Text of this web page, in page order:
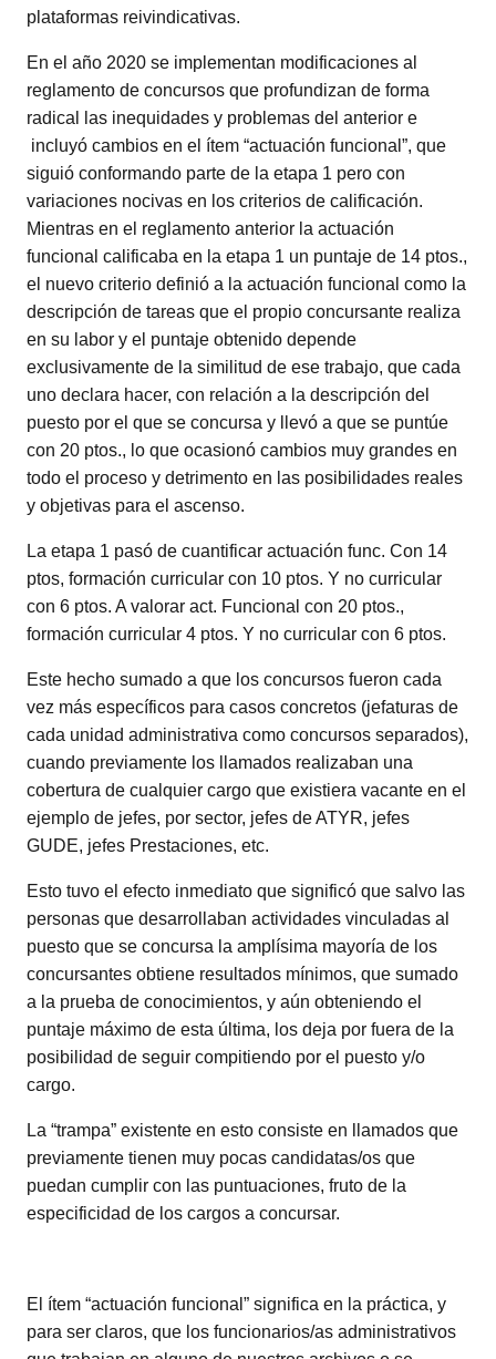
plataformas reivindicativas.
En el año 2020 se implementan modificaciones al
reglamento de concursos que profundizan de forma
radical las inequidades y problemas del anterior e
incluyó cambios en el ítem “actuación funcional”, que
siguió conformando parte de la etapa 1 pero con
variaciones nocivas en los criterios de calificación.
Mientras en el reglamento anterior la actuación
funcional calificaba en la etapa 1 un puntaje de 14 ptos.,
el nuevo criterio definió a la actuación funcional como la
descripción de tareas que el propio concursante realiza
en su labor y el puntaje obtenido depende
exclusivamente de la similitud de ese trabajo, que cada
uno declara hacer, con relación a la descripción del
puesto por el que se concursa y llevó a que se puntúe
con 20 ptos., lo que ocasionó cambios muy grandes en
todo el proceso y detrimento en las posibilidades reales
y objetivas para el ascenso.
La etapa 1 pasó de cuantificar actuación func. Con 14
ptos, formación curricular con 10 ptos. Y no curricular
con 6 ptos. A valorar act. Funcional con 20 ptos.,
formación curricular 4 ptos. Y no curricular con 6 ptos.
Este hecho sumado a que los concursos fueron cada
vez más específicos para casos concretos (jefaturas de
cada unidad administrativa como concursos separados),
cuando previamente los llamados realizaban una
cobertura de cualquier cargo que existiera vacante en el
ejemplo de jefes, por sector, jefes de ATYR, jefes
GUDE, jefes Prestaciones, etc.
Esto tuvo el efecto inmediato que significó que salvo las
personas que desarrollaban actividades vinculadas al
puesto que se concursa la amplísima mayoría de los
concursantes obtiene resultados mínimos, que sumado
a la prueba de conocimientos, y aún obteniendo el
puntaje máximo de esta última, los deja por fuera de la
posibilidad de seguir compitiendo por el puesto y/o
cargo.
La “trampa” existente en esto consiste en llamados que
previamente tienen muy pocas candidatas/os que
puedan cumplir con las puntuaciones, fruto de la
especificidad de los cargos a concursar.
El ítem “actuación funcional” significa en la práctica, y
para ser claros, que los funcionarios/as administrativos